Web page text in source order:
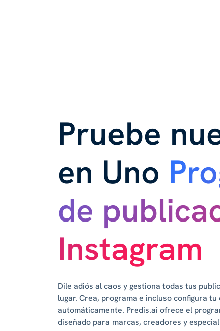
Pruebe
en Uno
de
Instagram
Dile adiós al caos y gestiona todas tus
lugar. Crea, programa e incluso configura
automáticamente. Predis.ai ofrece el
diseñado para marcas, creadores y